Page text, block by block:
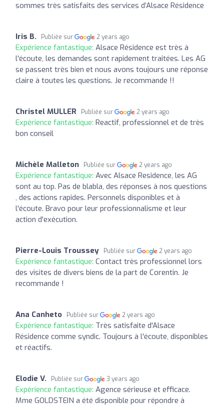
sommes très satisfaits des services d’Alsace Résidence
Iris B. Publiée sur 2 years ago
Expérience fantastique: Alsace Résidence est très à
l'écoute, les demandes sont rapidement traitées. Les AG
se passent très bien et nous avons toujours une réponse
claire à toutes les questions. Je recommande !!
Christel MULLER Publiée sur 2 years ago
Expérience fantastique: Reactif, professionnel et de très
bon conseil
Michèle Malleton Publiée sur 2 years ago
Expérience fantastique: Avec Alsace Residence, les AG
sont au top. Pas de blabla, des réponses à nos questions
, des actions rapides. Personnels disponibles et à
l'écoute. Bravo pour leur professionnalisme et leur
action d'exécution.
Pierre-Louis Troussey Publiée sur 2 years ago
Expérience fantastique: Contact très professionnel lors
des visites de divers biens de la part de Corentin. Je
recommande !
Ana Canheto Publiée sur 2 years ago
Expérience fantastique: Très satisfaite d'Alsace
Résidence comme syndic. Toujours à l'écoute, disponibles
et réactifs.
Elodie V. Publiée sur 3 years ago
Expérience fantastique: Agence sérieuse et efficace.
Mme GOLDSTEIN a été disponible pour répondre à